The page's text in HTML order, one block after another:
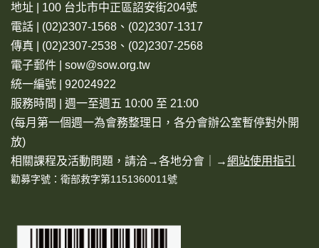
地址 | 100 台北市中正區詔安街204號
電話 | (02)2307-1568、(02)2307-1317
傳真 | (02)2307-2538、(02)2307-2568
電子郵件 | sow@sow.org.tw
統一編號 | 92024922
服務時間 | 週一至週五 10:00 至 21:00
(每月第一個週一為會務整理日，各分會辦公室暫停對外開
放)
相關課程及活動問題，請洽→各地分會 ｜→網站使用指引
勸募字號：衛部救字第1151360011號